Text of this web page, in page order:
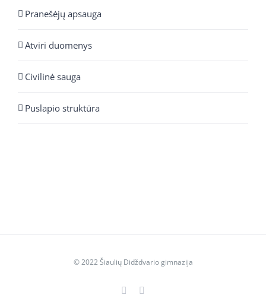
Pranešėjų apsauga
Atviri duomenys
Civilinė sauga
Puslapio struktūra
© 2022 Šiaulių Didždvario gimnazija
Facebook